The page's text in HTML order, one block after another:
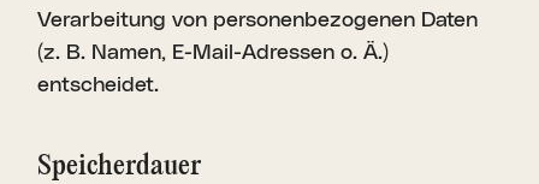
Verarbeitung von personenbezogenen Daten
(z. B. Namen, E-Mail-Adressen o. Ä.)
entscheidet.
Speicher­dauer